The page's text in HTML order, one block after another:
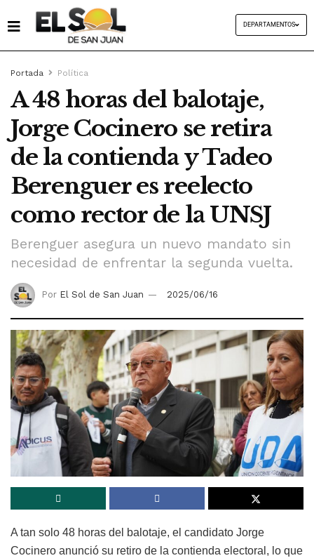
DEPARTAMENTOS
Portada Política
A 48 horas del balotaje,
Jorge Cocinero se retira
de la contienda y Tadeo
Berenguer es reelecto
como rector de la UNSJ
Berenguer asegura un nuevo mandato sin
necesidad de enfrentar la segunda vuelta.
Por El Sol de San Juan 2025/06/16
A tan solo 48 horas del balotaje, el candidato Jorge
Cocinero anunció su retiro de la contienda electoral, lo que